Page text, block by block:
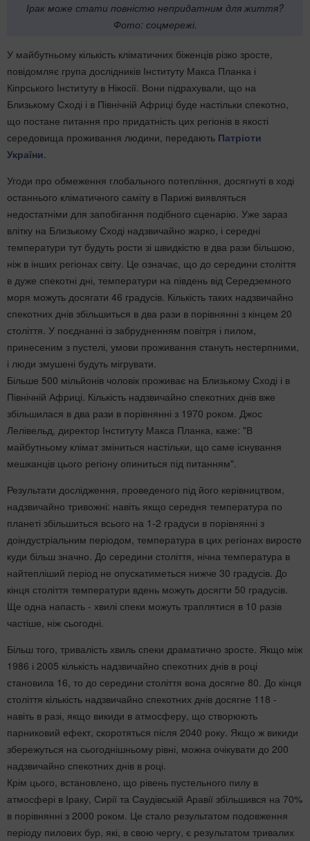
Ірак може стати повністю непридатним для життя?
Фото: соцмережі.
У майбутньому кількість кліматичних біженців різко зросте,
повідомляє група дослідників Інституту Макса Планка і
Кіпрського Інституту в Нікосії. Вони підрахували, що на
Близькому Сході і в Північній Африці буде настільки спекотно,
що постане питання про придатність цих регіонів в якості
середовища проживання людини, передають Патріоти
України.
Угоди про обмеження глобального потепління, досягнуті в ході
останнього кліматичного саміту в Парижі виявляться
недостатніми для запобігання подібного сценарію. Уже зараз
влітку на Близькому Сході надзвичайно жарко, і середні
температури тут будуть рости зі швидкістю в два рази більшою,
ніж в інших регіонах світу. Це означає, що до середини століття
в дуже спекотні дні, температури на південь від Середземного
моря можуть досягати 46 градусів. Кількість таких надзвичайно
спекотних днів збільшиться в два рази в порівнянні з кінцем 20
століття. У поєднанні із забрудненням повітря і пилом,
принесеним з пустелі, умови проживання стануть нестерпними,
і люди змушені будуть мігрувати.
Більше 500 мільйонів чоловік проживає на Близькому Сході і в
Північній Африці. Кількість надзвичайно спекотних днів вже
збільшилася в два рази в порівнянні з 1970 роком. Джос
Лелівельд, директор Інституту Макса Планка, каже: "В
майбутньому клімат зміниться настільки, що саме існування
мешканців цього регіону опиниться під питанням".
Результати дослідження, проведеного під його керівництвом,
надзвичайно тривожні: навіть якщо середня температура по
планеті збільшиться всього на 1-2 градуси в порівнянні з
доіндустріальним періодом, температура в цих регіонах виросте
куди більш значно. До середини століття, нічна температура в
найтепліший період не опускатиметься нижче 30 градусів. До
кінця століття температури вдень можуть досягти 50 градусів.
Ще одна напасть - хвилі спеки можуть траплятися в 10 разів
частіше, ніж сьогодні.
Більш того, тривалість хвиль спеки драматично зросте. Якщо між
1986 і 2005 кількість надзвичайно спекотних днів в році
становила 16, то до середини століття вона досягне 80. До кінця
століття кількість надзвичайно спекотних днів досягне 118 -
навіть в разі, якщо викиди в атмосферу, що створюють
парниковий ефект, скоротяться після 2040 року. Якщо ж викиди
збережуться на сьогоднішньому рівні, можна очікувати до 200
надзвичайно спекотних днів в році.
Крім цього, встановлено, що рівень пустельного пилу в
атмосфері в Іраку, Сирії та Саудівській Аравії збільшився на 70%
в порівнянні з 2000 роком. Це стало результатом подовження
періоду пилових бур, які, в свою чергу, є результатом тривалих